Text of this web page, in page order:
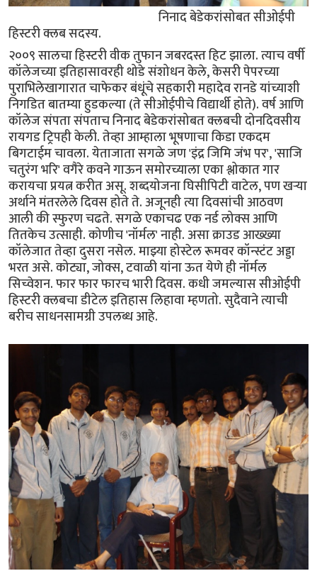
निनाद बेडेकरांसोबत सीओईपी
हिस्टरी क्लब सदस्य.
२००९ सालचा हिस्टरी वीक तुफान जबरदस्त हिट झाला. त्याच वर्षी
कॉलेजच्या इतिहासावरही थोडे संशोधन केले, केसरी पेपरच्या
पुराभिलेखागारात चाफेकर बंधूंचे सहकारी महादेव रानडे यांच्याशी
निगडित बातम्या हुडकल्या (ते सीओईपीचे विद्यार्थी होते). वर्ष आणि
कॉलेज संपता संपताच निनाद बेडेकरांसोबत क्लबची दोनदिवसीय
रायगड ट्रिपही केली. तेव्हा आम्हाला भूषणाचा किडा एकदम
बिगटाईम चावला. येताजाता सगळे जण 'इंद्र जिमि जंभ पर', 'साजि
चतुरंग भरि' वगैरे कवने गाऊन समोरच्याला एका श्लोकात गार
करायचा प्रयत्न करीत असू. शब्दयोजना घिसीपिटी वाटेल, पण खर्‍या
अर्थाने मंतरलेले दिवस होते ते. अजूनही त्या दिवसांची आठवण
आली की स्फुरण चढते. सगळे एकाचढ एक नर्ड लोक्स आणि
तितकेच उत्साही. कोणीच 'नॉर्मल' नाही. असा क्राउड आख्ख्या
कॉलेजात तेव्हा दुसरा नसेल. माझ्या होस्टेल रूमवर कॉन्स्टंट अड्डा
भरत असे. कोट्या, जोक्स, टवाळी यांना ऊत येणे ही नॉर्मल
सिच्वेशन. फार फार फारच भारी दिवस. कधी जमल्यास सीओईपी
हिस्टरी क्लबचा डीटेल इतिहास लिहावा म्हणतो. सुदैवाने त्याची
बरीच साधनसामग्री उपलब्ध आहे.